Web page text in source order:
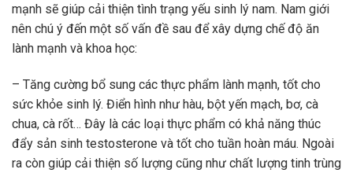
mạnh sẽ giúp cải thiện tình trạng yếu sinh lý nam. Nam giới
nên chú ý đến một số vấn đề sau để xây dựng chế độ ăn
lành mạnh và khoa học:
– Tăng cường bổ sung các thực phẩm lành mạnh, tốt cho
sức khỏe sinh lý. Điển hình như hàu, bột yến mạch, bơ, cà
chua, cà rốt… Đây là các loại thực phẩm có khả năng thúc
đẩy sản sinh testosterone và tốt cho tuần hoàn máu. Ngoài
ra còn giúp cải thiện số lượng cũng như chất lượng tinh trùng